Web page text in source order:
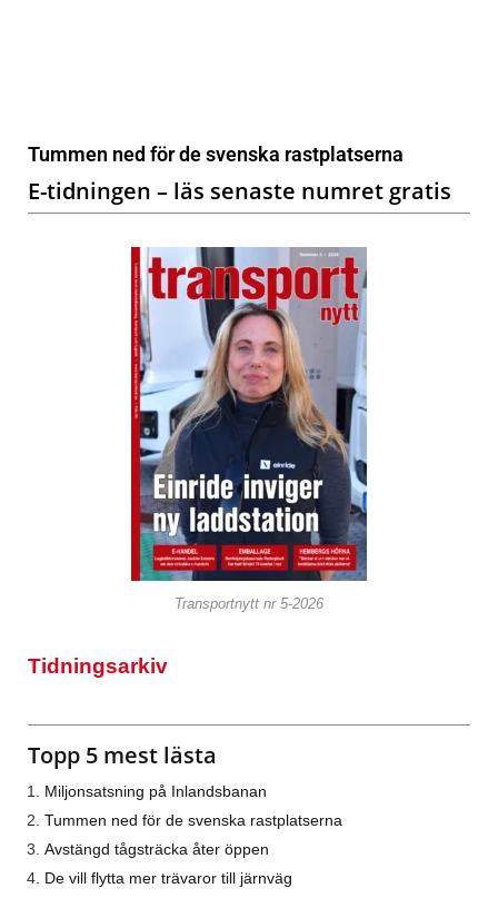
Tummen ned för de svenska rastplatserna
E-tidningen – läs senaste numret gratis
Transportnytt nr 5-2026
Tidningsarkiv
Topp 5 mest lästa
Miljonsatsning på Inlandsbanan
Tummen ned för de svenska rastplatserna
Avstängd tågsträcka åter öppen
De vill flytta mer trävaror till järnväg